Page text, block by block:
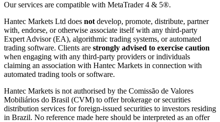
Our services are compatible with MetaTrader 4 & 5®.
Hantec Markets Ltd does not develop, promote, distribute, partner
with, endorse, or otherwise associate itself with any third-party
Expert Advisor (EA), algorithmic trading systems, or automated
trading software. Clients are strongly advised to exercise caution
when engaging with any third-party providers or individuals
claiming an association with Hantec Markets in connection with
automated trading tools or software.
Hantec Markets is not authorised by the Comissão de Valores
Mobiliários do Brasil (CVM) to offer brokerage or securities
distribution services for foreign-issued securities to investors residing
in Brazil. No reference made here should be interpreted as an offer